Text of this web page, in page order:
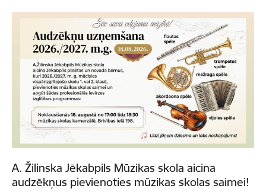
A. Žilinska Jēkabpils Mūzikas skola aicina
audzēkņus pievienoties mūzikas skolas saimei!